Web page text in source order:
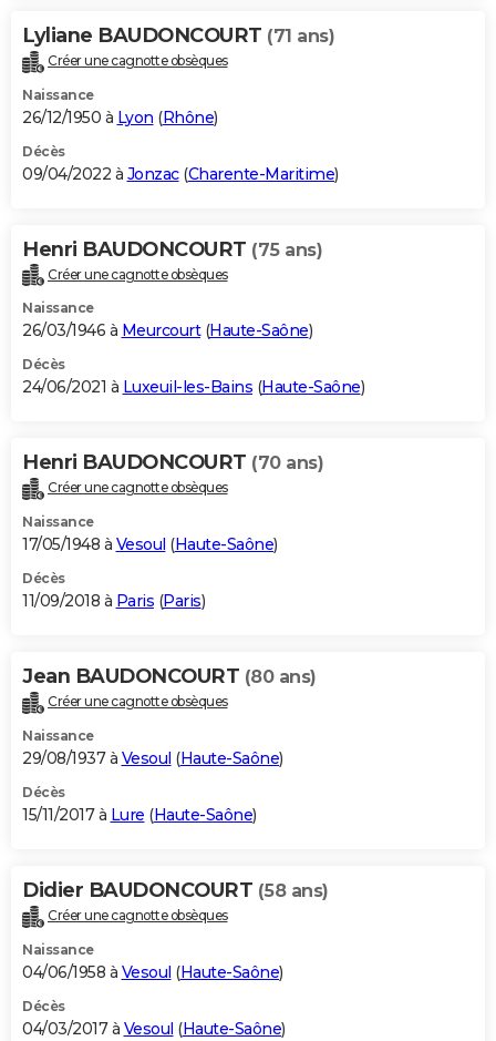
Lyliane BAUDONCOURT (71 ans)
Créer une cagnotte obsèques
Naissance
26/12/1950 à Lyon (Rhône)
Décès
09/04/2022 à Jonzac(Charente-Maritime)
Henri BAUDONCOURT (75 ans)
Créer une cagnotte obsèques
Naissance
26/03/1946 à Meurcourt(Haute-Saône)
Décès
24/06/2021 à Luxeuil-les-Bains (Haute-Saône)
Henri BAUDONCOURT (70 ans)
Créer une cagnotte obsèques
Naissance
17/05/1948 à Vesoul (Haute-Saône)
Décès
11/09/2018 à Paris (Paris)
Jean BAUDONCOURT (80 ans)
Créer une cagnotte obsèques
Naissance
29/08/1937 à Vesoul (Haute-Saône)
Décès
15/11/2017 à Lure (Haute-Saône)
Didier BAUDONCOURT (58 ans)
Créer une cagnotte obsèques
Naissance
04/06/1958 à Vesoul (Haute-Saône)
Décès
04/03/2017 à Vesoul (Haute-Saône)